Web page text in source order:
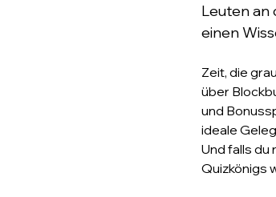
Leuten an
einen
Zeit, die
über
und
ideale
Und falls du
Quizkönigs